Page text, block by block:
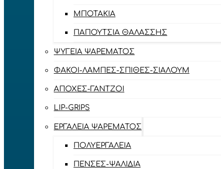
ΜΠΟΤΆΚΙΑ
ΠΑΠΟΎΤΣΙΑ ΘΑΛΆΣΣΗΣ
ΨΥΓΕΊΑ ΨΑΡΈΜΑΤΟΣ
ΦΑΚΟΊ-ΛΆΜΠΕΣ-ΣΠΊΘΕΣ-ΣΊΑΛΟΥΜ
ΑΠΌΧΕΣ-ΓΆΝΤΖΟΙ
LIP-GRIPS
EΡΓΑΛΕΊΑ ΨΑΡΈΜΑΤΟΣ
ΠΟΛΥΕΡΓΑΛΕΊΑ
ΠΈΝΣΕΣ-ΨΑΛΊΔΙΑ